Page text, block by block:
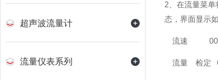
超声波流量计
流量仪表系列
2、在流量菜
态，界面显示
流速
流量 检定